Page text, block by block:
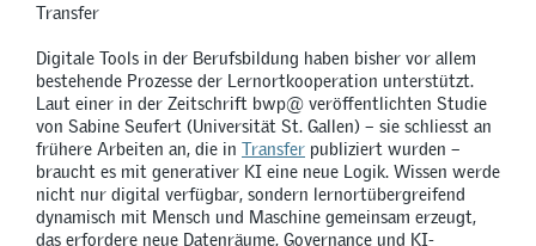
Transfer
Digitale Tools in der Berufsbildung haben bisher vor allem
bestehende Prozesse der Lernortkooperation unterstützt.
Laut einer in der Zeitschrift bwp@ veröffentlichten Studie
von Sabine Seufert (Universität St. Gallen) – sie schliesst an
frühere Arbeiten an, die in Transfer publiziert wurden –
braucht es mit generativer KI eine neue Logik. Wissen werde
nicht nur digital verfügbar, sondern lernortübergreifend
dynamisch mit Mensch und Maschine gemeinsam erzeugt,
das erfordere neue Datenräume, Governance und KI-